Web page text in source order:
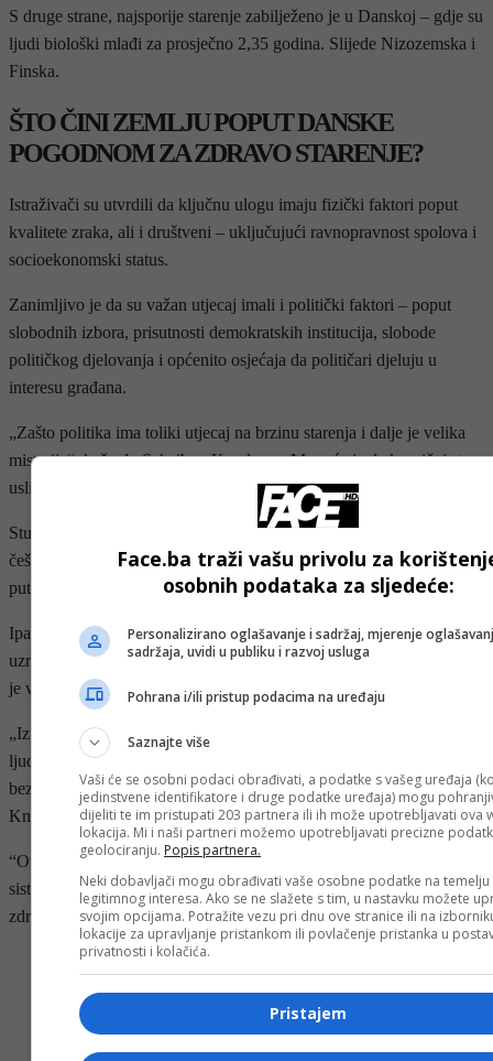
S druge strane, najsporije starenje zabilježeno je u Danskoj – gdje su
ljudi biološki mlađi za prosječno 2,35 godina. Slijede Nizozemska i
Finska.
ŠTO ČINI ZEMLJU POPUT DANSKE
POGODNOM ZA ZDRAVO STARENJE?
Istraživači su utvrdili da ključnu ulogu imaju fizički faktori poput
kvalitete zraka, ali i društveni – uključujući ravnopravnost spolova i
socioekonomski status.
Zanimljivo je da su važan utjecaj imali i politički faktori – poput
slobodnih izbora, prisutnosti demokratskih institucija, slobode
političkog djelovanja i općenito osjećaja da političari djeluju u
interesu građana.
„Zašto politika ima toliki utjecaj na brzinu starenja i dalje je velika
misterija“, kaže dr. Scheibye-Knudsen. „Moguće je da kronični stres
uslijed nesigurnosti i nejednakosti u zdravstvu igra ključnu ulogu.“
Studija je također pokazala da ljudi s ubrzanim starenjem osam puta
češće imaju problema s obavljanjem svakodnevnih aktivnosti i četiri
puta češće doživljavaju kognitivni pad.
Ipak, naučnici napominju da su ove povezanosti asocijativne, a ne
uzročno-posljedične. Bez obzira na to, rezultati naglašavaju koliko
je važno ulagati u zdravstvenu jednakost na globalnoj razini.
„Iznenađujuće, negativni faktori imali su jači utjecaj od zaštitnih, a
ljudi iz siromašnijih zemalja pokazivali su znatno ubrzanije starenje,
bez obzira na vlastiti društveni status“, zaključuje Scheibye-
Knudsen.
“Ovo je još jedan snažan argument za ulaganje u univerzalne
sisteme poput obrazovanja i zdravstvene zaštite – kao ključ za
zdravije stanovništvo”.
- OGLAS -
Face.ba traži vašu privolu za
osobnih podataka za sljedeće:
Personalizirano oglašavanje i sadržaj, mjerenje
sadržaja, uvidi u publiku i razvoj usluga
Pohrana i/ili pristup podacima na uređaju
Saznajte više
Vaši će se osobni podaci obrađivati, a podatke s vašeg uređaja
jedinstvene identifikatore i druge podatke uređaja) mogu
dijeliti te im pristupati 203 partnera ili ih može upotrebljavati ova
lokacija. Mi i naši partneri možemo upotrebljavati precizne
geolociranju. Popis partnera.
Neki dobavljači mogu obrađivati vaše osobne podatke na temelju
legitimnog interesa. Ako se ne slažete s tim, u nastavku možete
svojim opcijama. Potražite vezu pri dnu ove stranice ili na
lokacije za upravljanje pristankom ili povlačenje pristanka u
privatnosti i kolačića.
Pristajem